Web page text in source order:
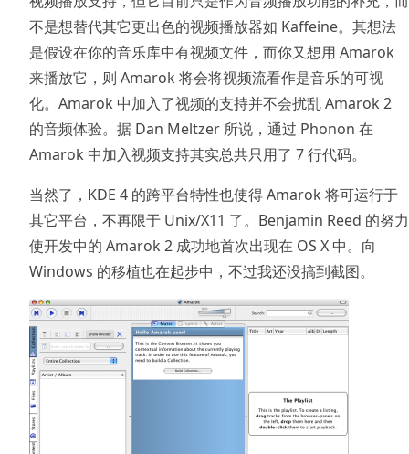
不是想替代其它更出色的视频播放器如 Kaffeine。其想法
是假设在你的音乐库中有视频文件，而你又想用 Amarok
来播放它，则 Amarok 将会将视频流看作是音乐的可视
化。Amarok 中加入了视频的支持并不会扰乱 Amarok 2
的音频体验。据 Dan Meltzer 所说，通过 Phonon 在
Amarok 中加入视频支持其实总共只用了 7 行代码。
当然了，KDE 4 的跨平台特性也使得 Amarok 将可运行于
其它平台，不再限于 Unix/X11 了。Benjamin Reed 的努力
使开发中的 Amarok 2 成功地首次出现在 OS X 中。向
Windows 的移植也在起步中，不过我还没搞到截图。